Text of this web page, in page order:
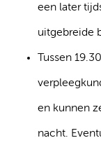
een later
uitgebreide
Tussen
en kunnen
nacht.